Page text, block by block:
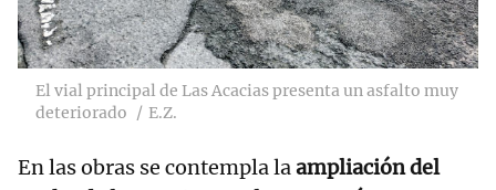
El vial principal de Las Acacias presenta un asfalto muy
deteriorado
E.Z.
En las obras se contempla laampliación del